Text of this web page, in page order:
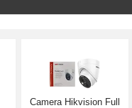
Camera Hikvision Full